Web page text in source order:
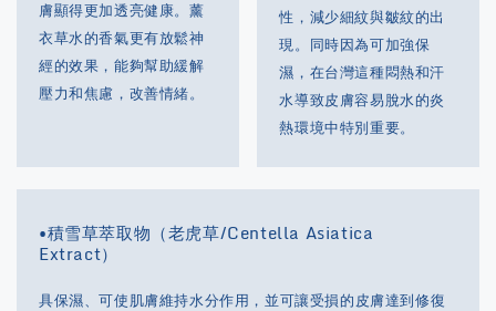
膚顯得更加透亮健康。薰
衣草水的香氣更有放鬆神
經的效果，能夠幫助緩解
壓力和焦慮，改善情緒。
性，減少細紋與皺紋的出
現。同時因為可加強保
濕，在台灣這種悶熱和汗
水導致皮膚容易脫水的炎
熱環境中特別重要。
•積雪草萃取物（老虎草/Centella Asiatica
Extract）
具保濕、可使肌膚維持水分作用，並可讓受損的皮膚達到修復